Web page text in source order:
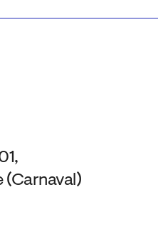
(Carnaval)